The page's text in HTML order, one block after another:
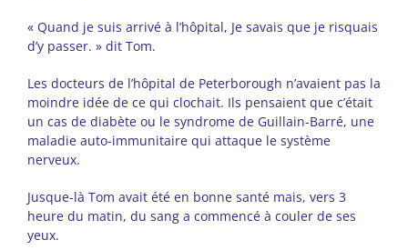
« Quand je suis arrivé à l’hôpital, Je savais que je risquais
d’y passer. » dit Tom.
Les docteurs de l’hôpital de Peterborough n’avaient pas la
moindre idée de ce qui clochait. Ils pensaient que c’était
un cas de diabète ou le syndrome de Guillain-Barré, une
maladie auto-immunitaire qui attaque le système
nerveux.
Jusque-là Tom avait été en bonne santé mais, vers 3
heure du matin, du sang a commencé à couler de ses
yeux.